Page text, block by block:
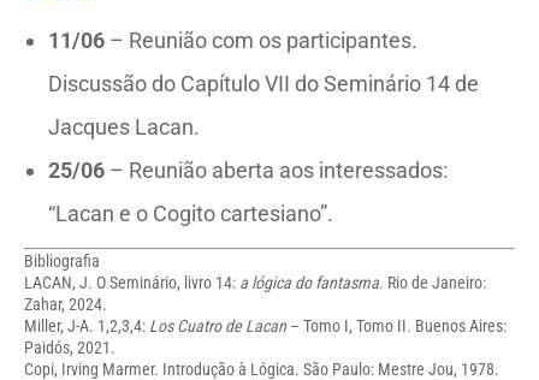
11/06 – Reunião com os participantes.
Discussão do Capítulo VII do Seminário 14 de
Jacques Lacan.
25/06 – Reunião aberta aos interessados:
“Lacan e o Cogito cartesiano”.
Bibliografia
LACAN, J. O Seminário, livro 14: a lógica do fantasma. Rio de Janeiro:
Zahar, 2024.
Miller, J-A. 1,2,3,4: Los Cuatro de Lacan– Tomo I, Tomo II. Buenos Aires:
Paidós, 2021.
Copi, Irving Marmer. Introdução à Lógica. São Paulo: Mestre Jou, 1978.